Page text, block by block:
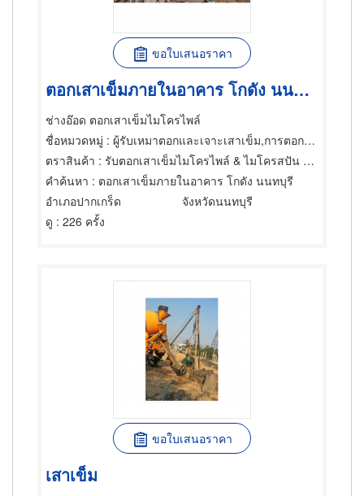
ขอใบเสนอราคา
ตอกเสาเข็มภายในอาคาร โกดัง นนทบุรี
ช่างอ๊อด ตอกเสาเข็มไมโครไพล์
ชื่อหมวดหมู่ : ผู้รับเหมาตอกและเจาะเสาเข็ม,การตอกเสาเข็ม,ผู้รับเหมาตอกและเจาะเสาเข็ม
ตราสินค้า : รับตอกเสาเข็มไมโครไพล์ & ไมโครสปัน ช่างอ๊อด
คำค้นหา : ตอกเสาเข็มภายในอาคาร โกดัง นนทบุรี
อำเภอปากเกร็ด
จังหวัดนนทบุรี
ดู : 226 ครั้ง
ขอใบเสนอราคา
เสาเข็ม